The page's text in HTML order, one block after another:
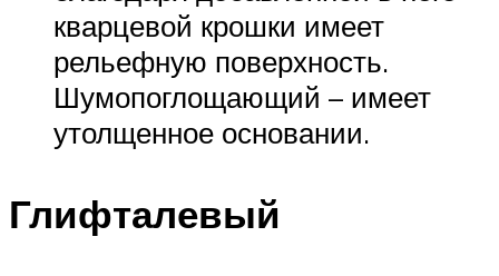
кварцевой крошки имеет
рельефную поверхность.
Шумопоглощающий – имеет
утолщенное основании.
Глифталевый